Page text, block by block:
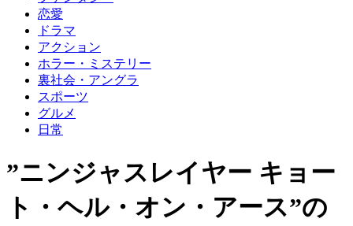
恋愛
ドラマ
アクション
ホラー・ミステリー
裏社会・アングラ
スポーツ
グルメ
日常
”ニンジャスレイヤー キョー
ト・ヘル・オン・アース”の